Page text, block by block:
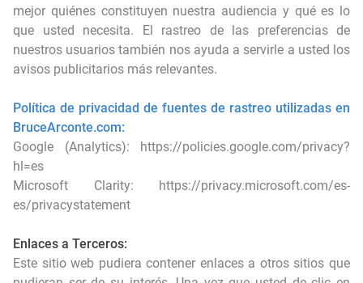
mejor quiénes constituyen nuestra audiencia y qué es lo
que usted necesita. El rastreo de las preferencias de
nuestros usuarios también nos ayuda a servirle a usted los
avisos publicitarios más relevantes.
Política de privacidad de fuentes de rastreo utilizadas en
BruceArconte.com:
Google (Analytics): https://policies.google.com/privacy?
hl=es
Microsoft Clarity: https://privacy.microsoft.com/es-
es/privacystatement
Enlaces a Terceros:
Este sitio web pudiera contener enlaces a otros sitios que